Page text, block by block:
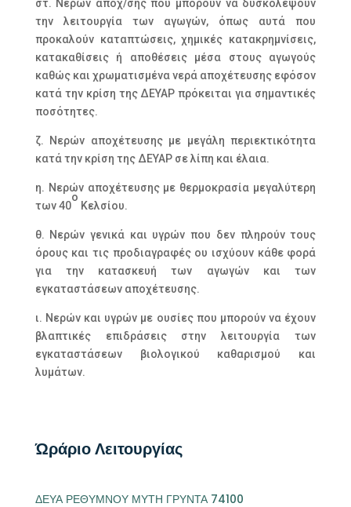
στ. Νερών αποχ/σης που μπορούν να δυσκολέψουν
την λειτουργία των αγωγών, όπως αυτά που
προκαλούν καταπτώσεις, χημικές κατακρημνίσεις,
κατακαθίσεις ή αποθέσεις μέσα στους αγωγούς
καθώς και χρωματισμένα νερά αποχέτευσης εφόσον
κατά την κρίση της ΔΕΥΑΡ πρόκειται για σημαντικές
ποσότητες.
ζ. Νερών αποχέτευσης με μεγάλη περιεκτικότητα
κατά την κρίση της ΔΕΥΑΡ σε λίπη και έλαια.
η. Νερών αποχέτευσης με θερμοκρασία μεγαλύτερη
των 40
ο
Κελσίου.
θ. Νερών γενικά και υγρών που δεν πληρούν τους
όρους και τις προδιαγραφές ου ισχύουν κάθε φορά
για την κατασκευή των αγωγών και των
εγκαταστάσεων αποχέτευσης.
ι. Νερών και υγρών με ουσίες που μπορούν να έχουν
βλαπτικές επιδράσεις στην λειτουργία των
εγκαταστάσεων βιολογικού καθαρισμού και
λυμάτων.
Ώράριο Λειτουργίας
ΔΕΥΑ ΡΕΘΥΜΝΟΥ ΜΥΤΗ ΓΡΥΝΤΑ 74100